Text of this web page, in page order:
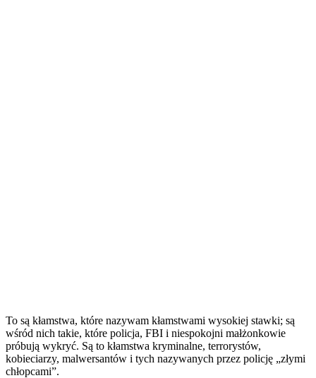
To są kłamstwa, które nazywam kłamstwami wysokiej stawki; są
wśród nich takie, które policja, FBI i niespokojni małżonkowie
próbują wykryć. Są to kłamstwa kryminalne, terrorystów,
kobieciarzy, malwersantów i tych nazywanych przez policję „złymi
chłopcami”.